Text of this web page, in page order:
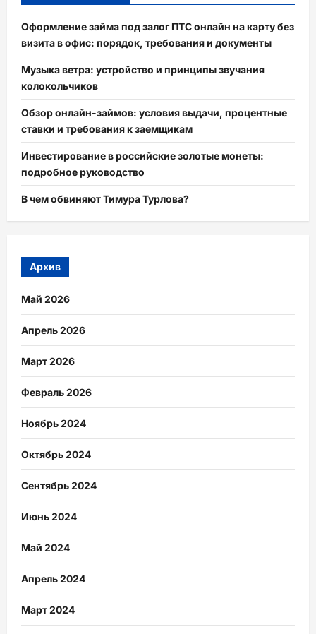
Оформление займа под залог ПТС онлайн на карту без
визита в офис: порядок, требования и документы
Музыка ветра: устройство и принципы звучания
колокольчиков
Обзор онлайн-займов: условия выдачи, процентные
ставки и требования к заемщикам
Инвестирование в российские золотые монеты:
подробное руководство
В чем обвиняют Тимура Турлова?
Архив
Май 2026
Апрель 2026
Март 2026
Февраль 2026
Ноябрь 2024
Октябрь 2024
Сентябрь 2024
Июнь 2024
Май 2024
Апрель 2024
Март 2024